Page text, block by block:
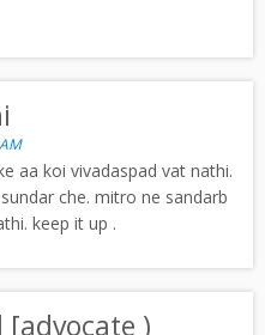
aa koi vivadaspad vat nathi.
che. mitro ne sandarb
keep it up .
[advocate )